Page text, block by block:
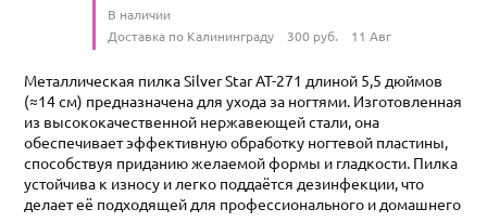
Количество
В наличии
Условия доставки
Доставка по Калининграду 300 руб. 11 Авг
Металлическая пилка Silver Star АТ-271 длиной 5,5 дюймов
(≈14 см) предназначена для ухода за ногтями. Изготовленная
из высококачественной нержавеющей стали, она
обеспечивает эффективную обработку ногтевой пластины,
способствуя приданию желаемой формы и гладкости. Пилка
устойчива к износу и легко поддаётся дезинфекции, что
делает её подходящей для профессионального и домашнего